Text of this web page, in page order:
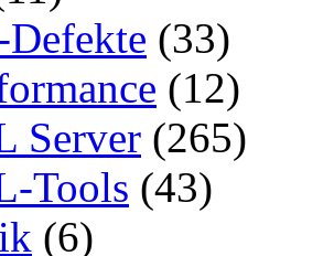
(33)
(12)
Server (265)
Tools (43)
(6)